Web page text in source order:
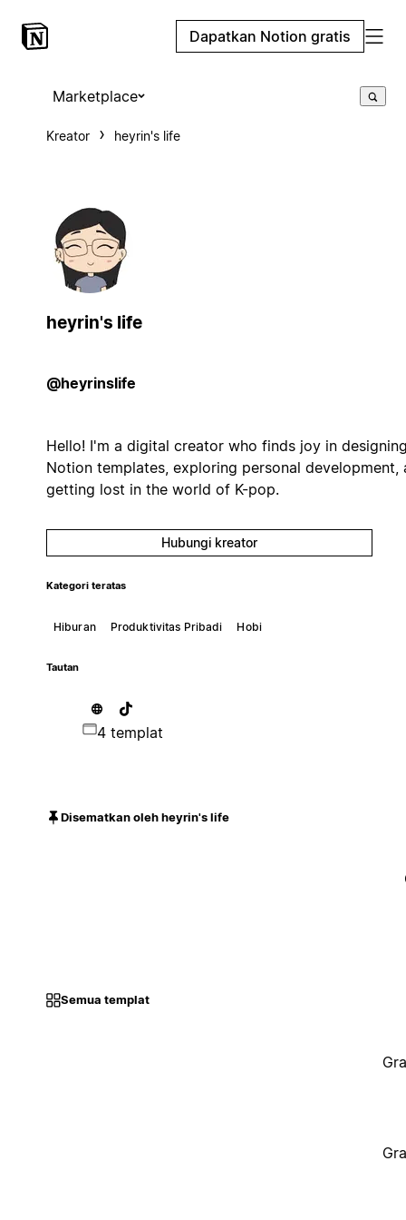
Dapatkan Notion gratis
Marketplace
Kreator heyrin's life
heyrin's life
@heyrinslife
Hello! I'm a digital creator who finds joy in
Notion templates, exploring personal development,
getting lost in the world of K-pop.
Hubungi kreator
Kategori teratas
Hiburan Produktivitas Pribadi Hobi
Tautan
4 templat
Disematkan oleh heyrin's life
Semua templat